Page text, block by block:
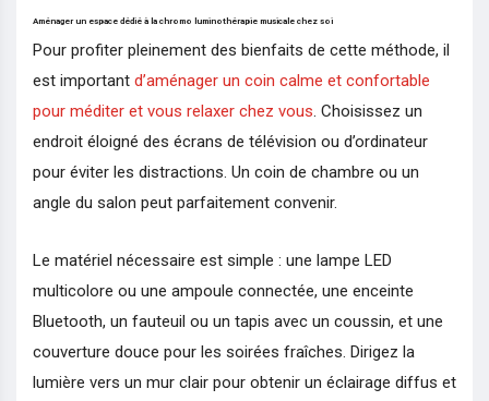
Aménager un espace dédié à la chromo luminothérapie musicale chez soi
Pour profiter pleinement des bienfaits de cette méthode, il
est important d’aménager un coin calme et confortable
pour méditer et vous relaxer chez vous. Choisissez un
endroit éloigné des écrans de télévision ou d’ordinateur
pour éviter les distractions. Un coin de chambre ou un
angle du salon peut parfaitement convenir.
Le matériel nécessaire est simple : une lampe LED
multicolore ou une ampoule connectée, une enceinte
Bluetooth, un fauteuil ou un tapis avec un coussin, et une
couverture douce pour les soirées fraîches. Dirigez la
lumière vers un mur clair pour obtenir un éclairage diffus et